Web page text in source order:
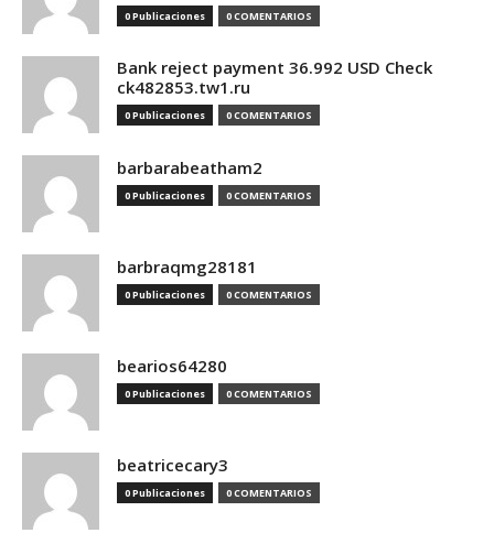
0 Publicaciones 0 COMENTARIOS
Bank reject payment 36.992 USD Check
ck482853.tw1.ru
0 Publicaciones 0 COMENTARIOS
barbarabeatham2
0 Publicaciones 0 COMENTARIOS
barbraqmg28181
0 Publicaciones 0 COMENTARIOS
bearios64280
0 Publicaciones 0 COMENTARIOS
beatricecary3
0 Publicaciones 0 COMENTARIOS